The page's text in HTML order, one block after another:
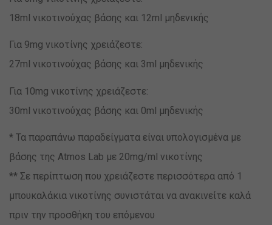
18ml νικοτινούχας βάσης και 12ml μηδενικής
Για 9mg νικοτίνης χρειάζεστε:
27ml νικοτινούχας βάσης και 3ml μηδενικής
Για 10mg νικοτίνης χρειάζεστε:
30ml νικοτινούχας βάσης και 0ml μηδενικής
* Τα παραπάνω παραδείγματα είναι υπολογισμένα με
βάσης της Atmos Lab με 20mg/ml νικοτίνης
** Σε περίπτωση που χρειάζεστε περισσότερα από 1
μπουκαλάκια νικοτίνης συνιστάται να ανακινείτε καλά
πριν την προσθήκη του επόμενου